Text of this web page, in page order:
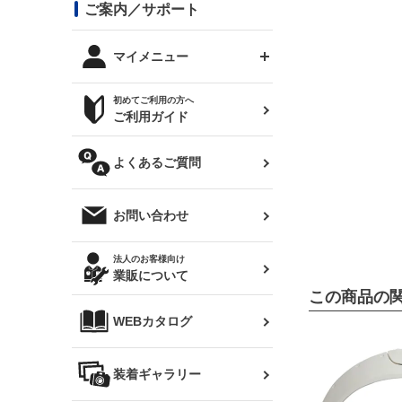
カナード
外装・補修パーツ
オリジンアーム(足回り)
レンズ
マフラー
リアウイング
リアゲート
メンテナンスパーツ
DTM:exclusive
まつど家 鉄八
JZX110 マークⅡ
ハイエース
レビン
トレノ
マークX
クラウン
クラウンマジェスタ
アリスト
シルビア S14 前期
シルビア S15
180SX
ワンビア
Z32 フェアレディZ
RX-7
スバル
BRZ
レクサス
三菱
デリカ D:5
軽自動車
汎用
コンバットアイ用ライト
オプションタイヤ
サマータイヤ
ジムニー用タイヤ
ハイエース・バン用タイ
ホイールナット
ステッカー
トップス(半袖)
トップス(長袖)
パーカー
オーバーオール(つなぎ)
タオル
帽子
バッグ
ご案内／サポート
マイメニュー
ログインする
お気に入りリスト
クーポンを見る
閲覧履歴
ニュースレターお申し込み
初めてご利用の方へ
ご利用ガイド
よくあるご質問
お問い合わせ
法人のお客様向け
業販について
WEBカタログ
装着ギャラリー
この商品の